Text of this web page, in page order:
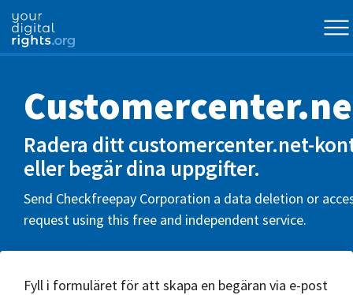
Radera ditt customercenter.net-
eller begär dina uppgifter.
Send Checkfreepay Corporation a data deletion or
request using this free and independent service.
Fyll i formuläret för att skapa en begäran via e-post